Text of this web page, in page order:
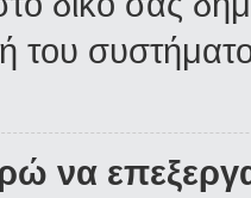
του
να